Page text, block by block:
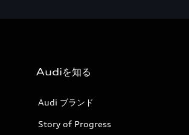
Audiを知る
Audi ブランド
Story of Progress